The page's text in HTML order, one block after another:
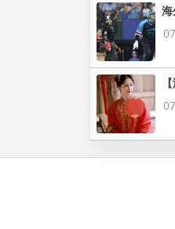
海